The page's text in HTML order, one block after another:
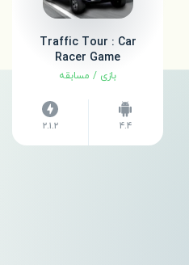
Traffic Tour : Car
Racer Game
بازی / مسابقه
4.4
2.1.2